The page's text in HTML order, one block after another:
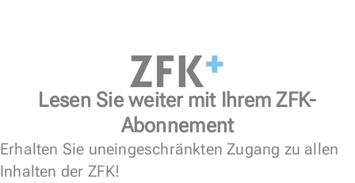
Lesen Sie weiter mit Ihrem ZFK-
Abonnement
Erhalten Sie uneingeschränkten Zugang zu allen
Inhalten der ZFK!